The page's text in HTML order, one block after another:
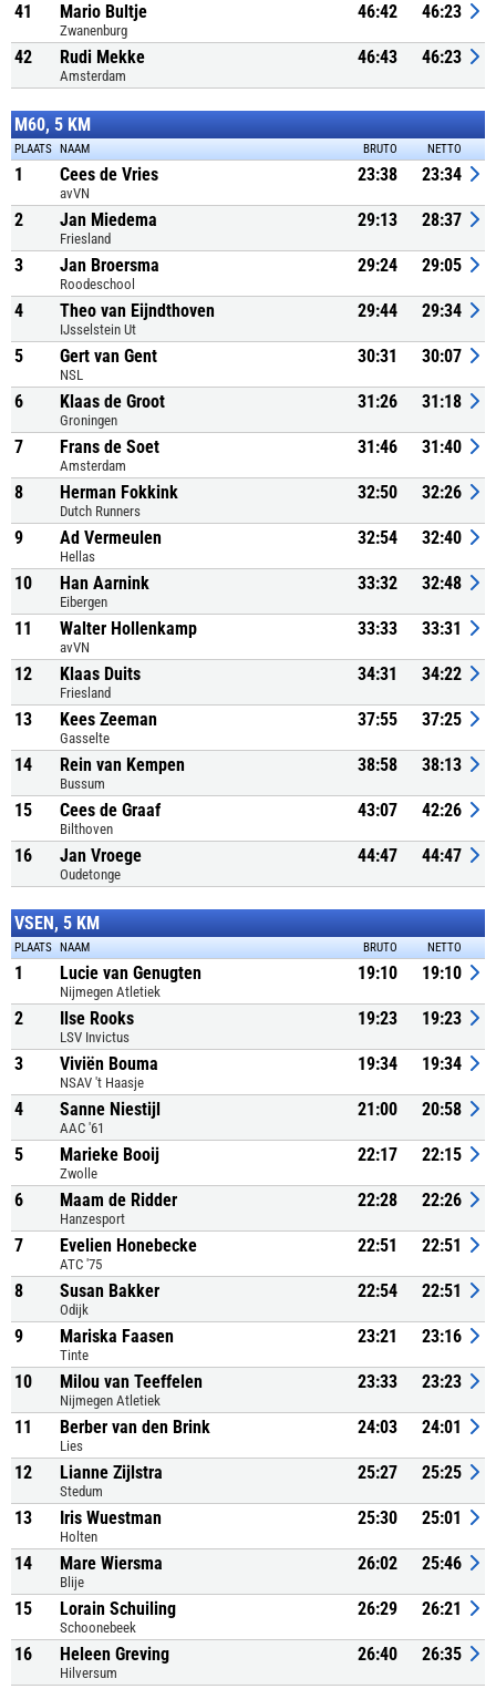
41 Mario Bultje
Zwanenburg
46:42 46:23
42 Rudi Mekke
Amsterdam
46:43 46:23
M60, 5 KM
PLAATS NAAM BRUTO NETTO
1 Cees de Vries
avVN
23:38 23:34
2 Jan Miedema
Friesland
29:13 28:37
3 Jan Broersma
Roodeschool
29:24 29:05
4 Theo van Eijndthoven
IJsselstein Ut
29:44 29:34
5 Gert van Gent
NSL
30:31 30:07
6 Klaas de Groot
Groningen
31:26 31:18
7 Frans de Soet
Amsterdam
31:46 31:40
8 Herman Fokkink
Dutch Runners
32:50 32:26
9 Ad Vermeulen
Hellas
32:54 32:40
10 Han Aarnink
Eibergen
33:32 32:48
11 Walter Hollenkamp
avVN
33:33 33:31
12 Klaas Duits
Friesland
34:31 34:22
13 Kees Zeeman
Gasselte
37:55 37:25
14 Rein van Kempen
Bussum
38:58 38:13
15 Cees de Graaf
Bilthoven
43:07 42:26
16 Jan Vroege
Oudetonge
44:47 44:47
VSEN, 5 KM
PLAATS NAAM BRUTO NETTO
1 Lucie van Genugten
Nijmegen Atletiek
19:10 19:10
2 Ilse Rooks
LSV Invictus
19:23 19:23
3 Viviën Bouma
NSAV 't Haasje
19:34 19:34
4 Sanne Niestijl
AAC '61
21:00 20:58
5 Marieke Booij
Zwolle
22:17 22:15
6 Maam de Ridder
Hanzesport
22:28 22:26
7 Evelien Honebecke
ATC '75
22:51 22:51
8 Susan Bakker
Odijk
22:54 22:51
9 Mariska Faasen
Tinte
23:21 23:16
10 Milou van Teeffelen
Nijmegen Atletiek
23:33 23:23
11 Berber van den Brink
Lies
24:03 24:01
12 Lianne Zijlstra
Stedum
25:27 25:25
13 Iris Wuestman
Holten
25:30 25:01
14 Mare Wiersma
Blije
26:02 25:46
15 Lorain Schuiling
Schoonebeek
26:29 26:21
16 Heleen Greving
Hilversum
26:40 26:35